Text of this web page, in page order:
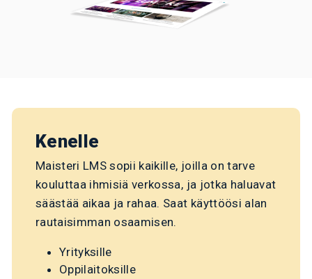
Kenelle
Maisteri LMS sopii kaikille, joilla on tarve
kouluttaa ihmisiä verkossa, ja jotka haluavat
säästää aikaa ja rahaa. Saat käyttöösi alan
rautaisimman osaamisen.
Yrityksille
Oppilaitoksille